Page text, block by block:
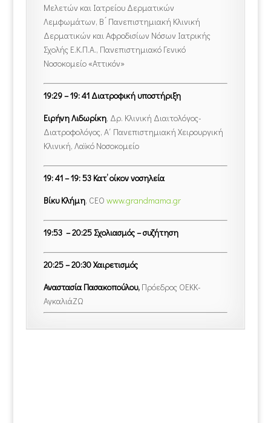
Μελετών και Ιατρείου Δερματικών
Λεμφωμάτων, Β ́ Πανεπιστημιακή Κλινική
Δερματικών και Αφροδισίων Νόσων Ιατρικής
Σχολής Ε.Κ.Π.Α., Πανεπιστημιακό Γενικό
Νοσοκομείο «Αττικόν»
19:29 – 19: 41 Διατροφική υποστήριξη
Ειρήνη Λιδωρίκη, Δρ. Κλινική Διαιτολόγος-
Διατροφολόγος, Α΄ Πανεπιστημιακή Χειρουργική
Κλινική, Λαϊκό Νοσοκομείο
19: 41 – 19: 53 Κατ’ οίκον νοσηλεία
Βίκυ Κλήμη, CEO www.grandmama.gr
19:53 – 20:25 Σχολιασμός – συζήτηση
20:25 – 20:30 Χαιρετισμός
Αναστασία Πασακοπούλου,Πρόεδρος ΟΕΚΚ-
ΑγκαλιάΖΩ